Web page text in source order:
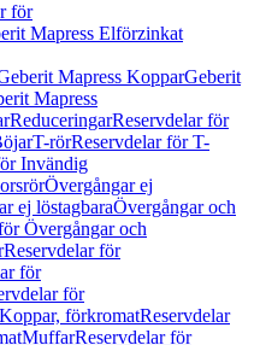
för
Mapress Elförzinkat
Mapress KopparGeberit
Mapress
ReduceringarReservdelar för
T-rörReservdelar för T-
Invändig
Övergångar ej
ej löstagbaraÖvergångar och
Övergångar och
Reservdelar för
för
för
förkromatReservdelar
MuffarReservdelar för